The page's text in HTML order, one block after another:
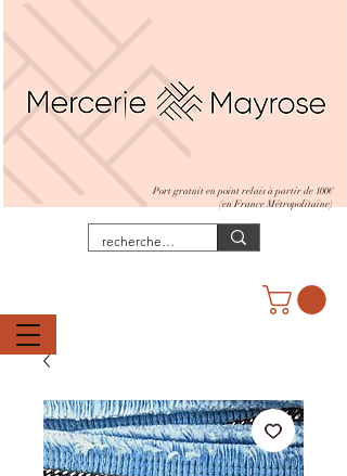
Port gratuit en point relais à partir de 100€
(en France Métropolitaine)